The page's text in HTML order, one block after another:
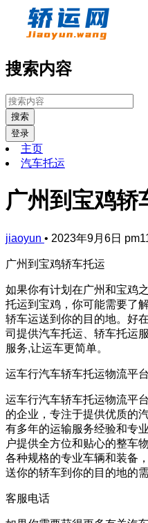
搜索内容
搜索
登录
主页
汽车托运
广州到宝鸡轿
jiaoyun • 2023年9月6日
广州到宝鸡轿车托运
如果你有计划在广州和宝鸡
托运到宝鸡，你可能需要了
轿车运送到你的目的地。好
司提供汽车托运、轿车托运
服务,让运车更简单。
运车行汽车轿车托运物流平
运车行汽车轿车托运物流平
的企业，专注于提供优质的
有多年的运输服务经验和专
户提供全方位和贴心的整车
各种规格的专业车辆和装备
送你的轿车到你的目的地的需
客服电话